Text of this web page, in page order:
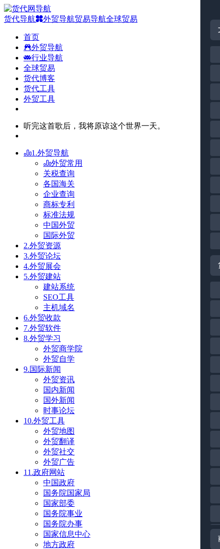
货代导航 外贸导航贸易导航全球贸易
首页
外贸导航
行业导航
全球贸易
货代博客
货代工具
外贸工具
听完这首歌后，我将原谅这个世界一天。
1.外贸导航
外贸常用
关税查询
各国海关
企业查询
商标专利
标准法规
中国外贸
国际外贸
2.外贸资源
3.外贸论坛
4.外贸展会
5.外贸建站
建站系统
SEO工具
主机域名
6.外贸收款
7.外贸软件
8.外贸学习
外贸商学院
外贸自学
9.国际新闻
外贸资讯
国内新闻
国外新闻
时事论坛
10.外贸工具
外贸地图
外贸翻译
外贸社交
外贸广告
11.政府网站
中国政府
国务院国家局
国家部委
国务院事业
国务院办事
国家信息中心
地方政府